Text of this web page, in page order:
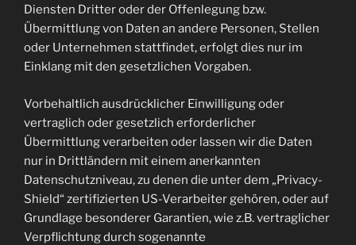
Diensten Dritter oder der Offenlegung bzw.
Übermittlung von Daten an andere Personen, Stellen
oder Unternehmen stattfindet, erfolgt dies nur im
Einklang mit den gesetzlichen Vorgaben.
Vorbehaltlich ausdrücklicher Einwilligung oder
vertraglich oder gesetzlich erforderlicher
Übermittlung verarbeiten oder lassen wir die Daten
nur in Drittländern mit einem anerkannten
Datenschutzniveau, zu denen die unter dem „Privacy-
Shield“ zertifizierten US-Verarbeiter gehören, oder auf
Grundlage besonderer Garantien, wie z.B. vertraglicher
Verpflichtung durch sogenannte